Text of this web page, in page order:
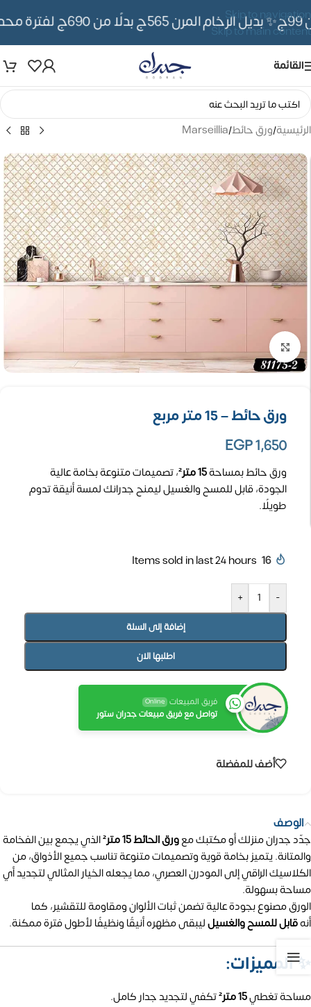
Skip to navigation
Skip to main content
✨ بديل الرخام المرن 565ج بدلًا من 690ج لفترة محدوده
القائمة
الرئيسية/ورق حائط/
Marseillia
تكبير الصورة
ورق حائط – 15 متر مربع
EGP1,650
ورق حائط بمساحة15 متر²
، تصميمات متنوعة بخامة عالية
الجودة، قابل للمسح والغسيل ليمنح جدرانك لمسة أنيقة تدوم
طويلًا.
16
Items sold in last 24 hours
-
+
إضافة إلى السلة
اطلبها الان
فريق المبيعات Online
تواصل مع فريق مبيعات جدران ستور
أضف للمفضلة
الوصف
جدّد جدران منزلك أو مكتبك معورق الحائط 15 متر²
الذي يجمع بين الفخامة
والمتانة. يتميز بخامة قوية وتصميمات متنوعة تناسب جميع الأذواق، من
الكلاسيك الراقي إلى المودرن العصري، مما يجعله الخيار المثالي لتجديد أي
مساحة بسهولة.
الورق مصنوع بجودة عالية تضمن ثبات الألوان ومقاومة للتقشير، كما
أنهقابل للمسح والغسيلليبقى مظهره أنيقًا ونظيفًا لأطول فترة ممكنة.
✨المميزات:
مساحة تغطي15 متر²
تكفي لتجديد جدار كامل.